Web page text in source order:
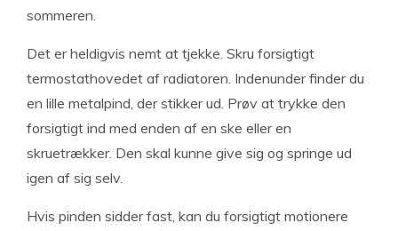
sommeren.
Det er heldigvis nemt at tjekke. Skru forsigtigt
termostathovedet af radiatoren. Indenunder finder du
en lille metalpind, der stikker ud. Prøv at trykke den
forsigtigt ind med enden af en ske eller en
skruetrækker. Den skal kunne give sig og springe ud
igen af sig selv.
Hvis pinden sidder fast, kan du forsigtigt motionere